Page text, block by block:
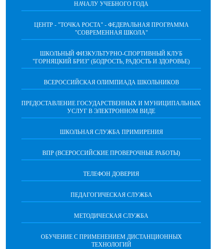
НАЧАЛУ УЧЕБНОГО ГОДА
ЦЕНТР - "ТОЧКА РОСТА" - ФЕДЕРАЛЬНАЯ ПРОГРАММА
"СОВРЕМЕННАЯ ШКОЛА"
ШКОЛЬНЫЙ ФИЗКУЛЬТУРНО-СПОРТИВНЫЙ КЛУБ
"ГОРНЯЦКИЙ БРИЗ" (БОДРОСТЬ, РАДОСТЬ И ЗДОРОВЬЕ)
ВСЕРОССИЙСКАЯ ОЛИМПИАДА ШКОЛЬНИКОВ
ПРЕДОСТАВЛЕНИЕ ГОСУДАРСТВЕННЫХ И МУНИЦИПАЛЬНЫХ
УСЛУГ В ЭЛЕКТРОННОМ ВИДЕ
ШКОЛЬНАЯ СЛУЖБА ПРИМИРЕНИЯ
ВПР (ВСЕРОССИЙСКИЕ ПРОВЕРОЧНЫЕ РАБОТЫ)
ТЕЛЕФОН ДОВЕРИЯ
ПЕДАГОГИЧЕСКАЯ СЛУЖБА
МЕТОДИЧЕСКАЯ СЛУЖБА
ОБУЧЕНИЕ С ПРИМЕНЕНИЕМ ДИСТАНЦИОННЫХ
ТЕХНОЛОГИЙ